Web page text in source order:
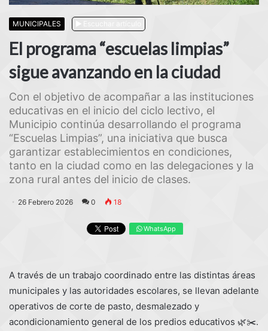
MUNICIPALES
El programa “escuelas limpias”
sigue avanzando en la ciudad
Con el objetivo de acompañar a las instituciones
educativas en el inicio del ciclo lectivo, el
Municipio continúa desarrollando el programa
“Escuelas Limpias”, una iniciativa que busca
garantizar establecimientos en condiciones,
tanto en la ciudad como en las delegaciones y la
zona rural antes del inicio de clases.
26 Febrero 2026 0 18
WhatsApp
A través de un trabajo coordinado entre las distintas áreas
municipales y las autoridades escolares, se llevan adelante
operativos de corte de pasto, desmalezado y
acondicionamiento general de los predios educativos 🌿✂️.